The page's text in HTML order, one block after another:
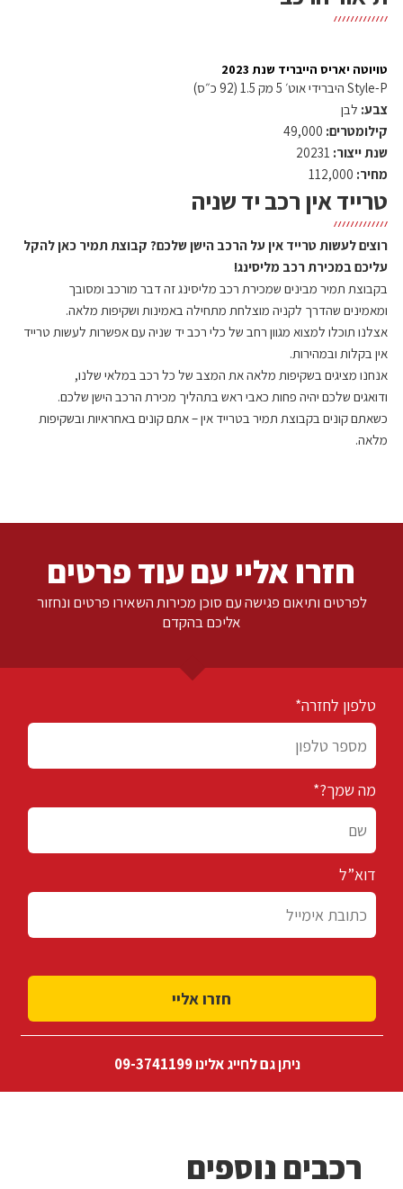
טויוטה יאריס הייבריד שנת 2023
Style-P היברידי אוט׳ 5 מק 1.5 (92 כ״ס)
צבע: לבן
קילומטרים:
שנת ייצור:
מחיר:
טרייד אין רכב יד שניה
רוצים לעשות טרייד אין על הרכב הישן שלכם? קבוצת תמיר כאן להקל
עליכם במכירת רכב מליסינג!
בקבוצת תמיר מבינים שמכירת רכב מליסינג זה דבר מורכב ומסובך
ומאמינים שהדרך לקניה מוצלחת מתחילה באמינות ושקיפות מלאה.
אצלנו תוכלו למצוא מגוון רחב של כלי רכב יד שניה עם אפשרות לעשות טרייד
אין בקלות ובמהירות.
אנחנו מציגים בשקיפות מלאה את המצב של כל רכב במלאי שלנו,
ודואגים שלכם יהיה פחות כאבי ראש בתהליך מכירת הרכב הישן שלכם.
כשאתם קונים בקבוצת תמיר בטרייד אין – אתם קונים באחראיות ובשקיפות
מלאה.
חזרו אליי עם עוד פרטים
לפרטים ותיאום פגישה עם סוכן מכירות השאירו פרטים ונחזור
אליכם בהקדם
טלפון לחזרה*
מה שמך?*
דוא”ל
ניתן גם לחייג אלינו 09-3741199
רכבים נוספים